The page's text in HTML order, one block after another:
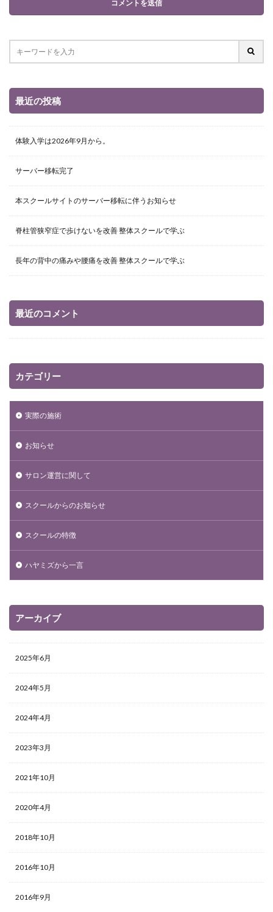
最近の投稿
体験入学は2026年9月から。
サーバー移転完了
本スクールサイトのサーバー移転に伴うお知らせ
脊柱管狭窄症で歩けないを改善 整体スクールで学ぶ
長年の背中の痛みや腰痛を改善 整体スクールで学ぶ
最近のコメント
カテゴリー
実際の施術
お知らせ
サロン運営に関して
スクールからのお知らせ
スクールの特徴
ハヤミズから一言
アーカイブ
2025年6月
2024年5月
2024年4月
2023年3月
2021年10月
2020年4月
2018年10月
2016年10月
2016年9月